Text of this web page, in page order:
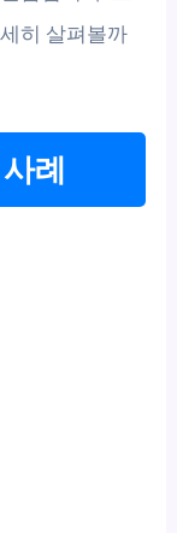
히 살펴볼까
례